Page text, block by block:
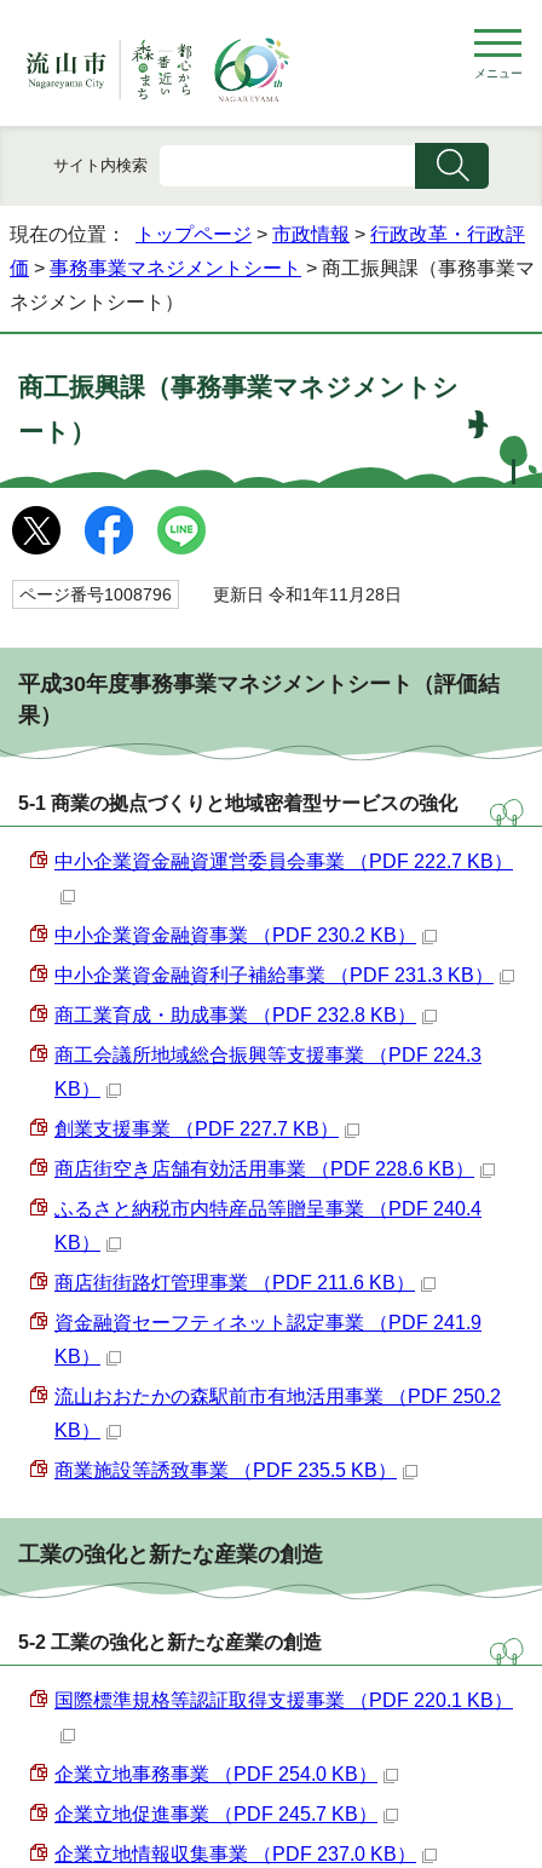
メニュー
サイト内検索
現在の位置： トップページ > 市政情報 > 行政改革・行政評
価 > 事務事業マネジメントシート > 商工振興課（事務事業マ
ネジメントシート）
商工振興課（事務事業マネジメントシ
ート）
ページ番号1008796 更新日 令和1年11月28日
平成30年度事務事業マネジメントシート（評価結
果）
5-1 商業の拠点づくりと地域密着型サービスの強化
中小企業資金融資運営委員会事業 （PDF 222.7 KB）
中小企業資金融資事業 （PDF 230.2 KB）
中小企業資金融資利子補給事業 （PDF 231.3 KB）
商工業育成・助成事業 （PDF 232.8 KB）
商工会議所地域総合振興等支援事業 （PDF 224.3
KB）
創業支援事業 （PDF 227.7 KB）
商店街空き店舗有効活用事業 （PDF 228.6 KB）
ふるさと納税市内特産品等贈呈事業 （PDF 240.4
KB）
商店街街路灯管理事業 （PDF 211.6 KB）
資金融資セーフティネット認定事業 （PDF 241.9
KB）
流山おおたかの森駅前市有地活用事業 （PDF 250.2
KB）
商業施設等誘致事業 （PDF 235.5 KB）
工業の強化と新たな産業の創造
5-2 工業の強化と新たな産業の創造
国際標準規格等認証取得支援事業 （PDF 220.1 KB）
企業立地事務事業 （PDF 254.0 KB）
企業立地促進事業 （PDF 245.7 KB）
企業立地情報収集事業 （PDF 237.0 KB）